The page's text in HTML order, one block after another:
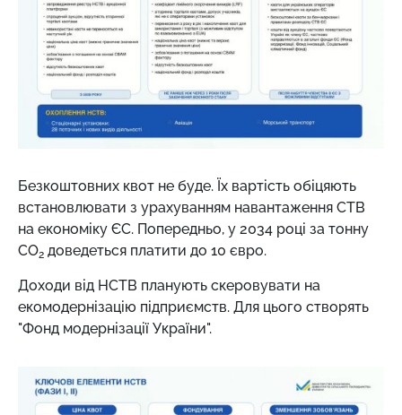
Безкоштовних квот не буде. Їх вартість обіцяють
встановлювати з урахуванням навантаження СТВ
на економіку ЄС. Попередньо, у 2034 році за тонну
СО2 доведеться платити до 10 євро.
Доходи від НСТВ планують скеровувати на
екомодернізацію підприємств. Для цього створять
"Фонд модернізації України".